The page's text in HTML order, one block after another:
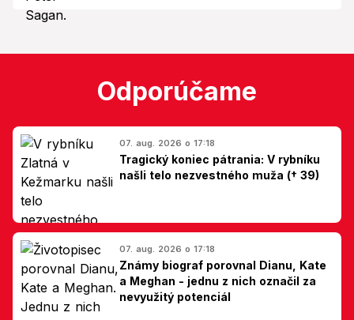
Odporúčame
07. aug. 2026 o 17:18
Tragický koniec pátrania: V rybníku
našli telo nezvestného muža († 39)
07. aug. 2026 o 17:18
Známy biograf porovnal Dianu, Kate
a Meghan - jednu z nich označil za
nevyužitý potenciál